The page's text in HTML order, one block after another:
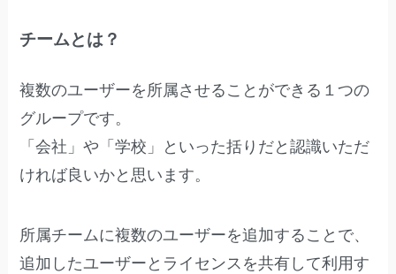
チームとは？
複数のユーザーを所属させることができる１つの
グループです。
「会社」や「学校」といった括りだと認識いただ
ければ良いかと思います。
所属チームに複数のユーザーを追加することで、
追加したユーザーとライセンスを共有して利用す